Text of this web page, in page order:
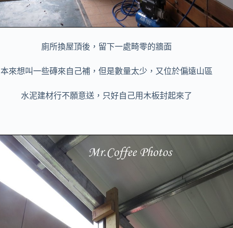
廁所換屋頂後，留下一處畸零的牆面
本來想叫一些磚來自己補，但是數量太少，又位於偏遠山區
水泥建材行不願意送，只好自己用木板封起來了